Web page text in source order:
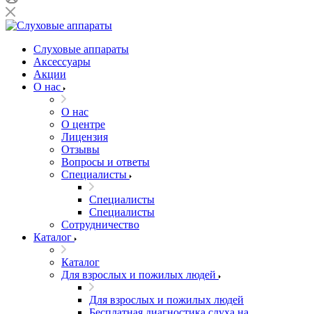
Слуховые аппараты
Аксессуары
Акции
О нас
О нас
О центре
Лицензия
Отзывы
Вопросы и ответы
Специалисты
Специалисты
Специалисты
Сотрудничество
Каталог
Каталог
Для взрослых и пожилых людей
Для взрослых и пожилых людей